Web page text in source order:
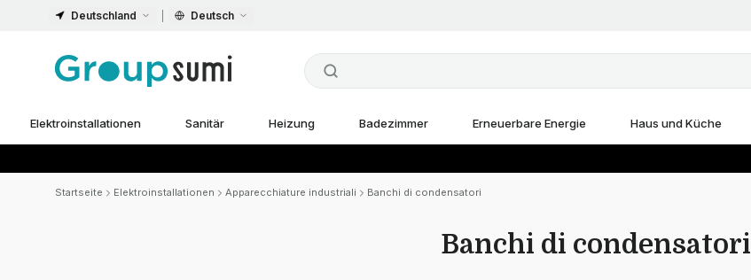
Deutschland Deutsch
Elektroinstallationen Sanitär Heizung Badezimmer Erneuerbare Energie Haus und Küche
Startseite Elektroinstallationen Apparecchiature industriali Banchi di condensatori
Banchi di condensatori